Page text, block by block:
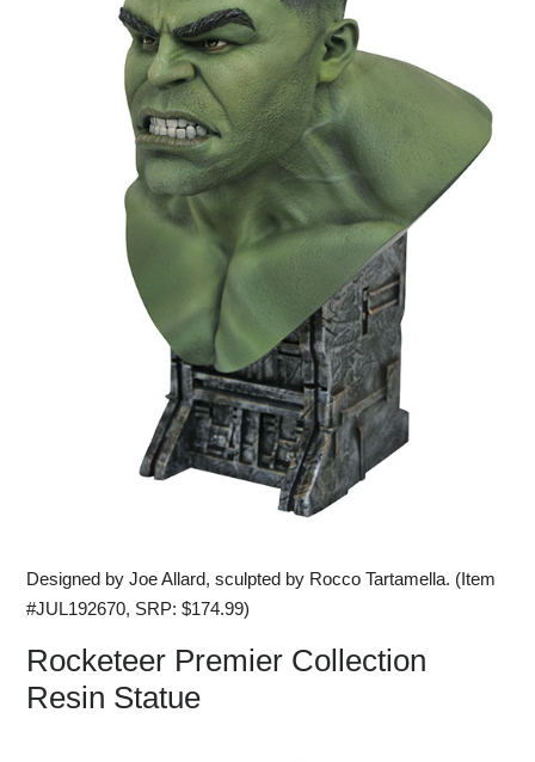
Designed by Joe Allard, sculpted by Rocco Tartamella. (Item
#JUL192670, SRP: $174.99)
Rocketeer Premier Collection
Resin Statue